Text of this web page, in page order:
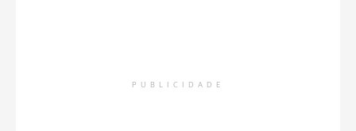
PUBLICIDADE